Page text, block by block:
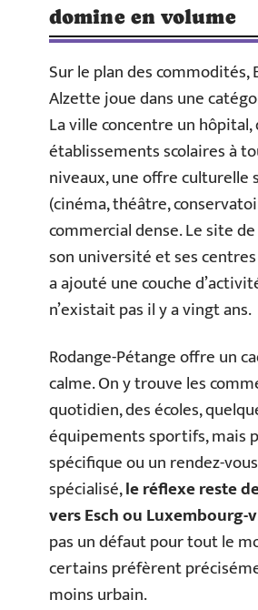
domine en volume
Sur le plan des commodités,
Alzette joue dans une
La ville concentre un hôpital,
établissements scolaires à
niveaux, une offre culturelle
(cinéma, théâtre,
commercial dense. Le site
son université et ses
a ajouté une couche
n’existait pas il y a vingt ans.
Rodange-Pétange offre un
calme. On y trouve les
quotidien, des écoles,
équipements sportifs, mais
spécifique ou un rendez-
spécialisé,le réflexe reste
vers Esch ou Luxembourg-
pas un défaut pour tout le
certains préfèrent
moins urbain.